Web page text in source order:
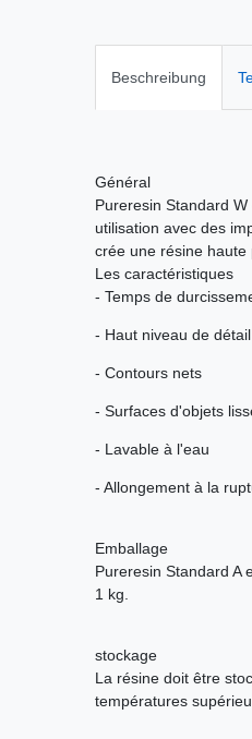
Beschreibung
Général
Pureresin Standard
utilisation avec des
crée une résine haute
Les caractéristiques
- Temps de
- Haut niveau de détail
- Contours nets
- Surfaces d'objets
- Lavable à l'eau
- Allongement à la
Emballage
Pureresin Standard A
1 kg.
stockage
La résine doit être
températures